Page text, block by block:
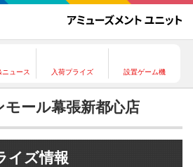
ニュース 入荷プライズ 設置ゲーム機
ール幕張新都心店
イズ情報